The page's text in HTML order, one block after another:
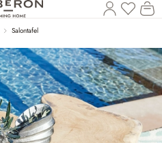
U
Salontafel